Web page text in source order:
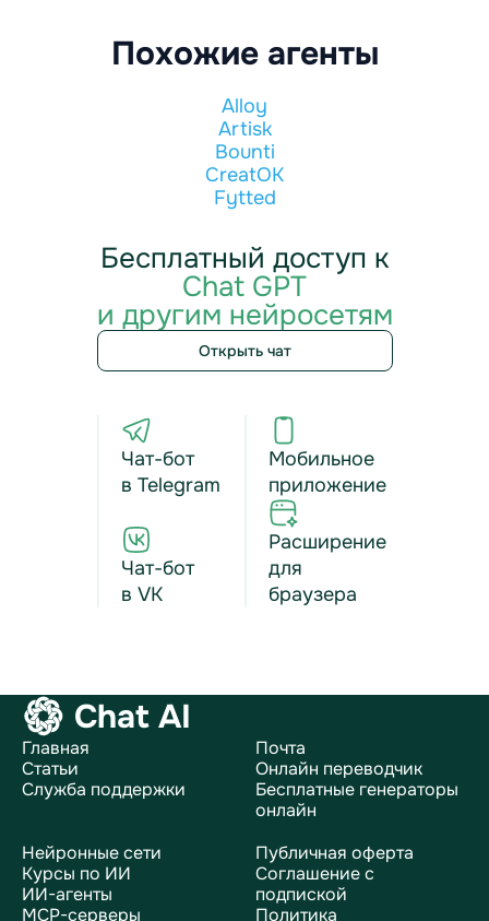
Похожие агенты
Alloy
Artisk
Bounti
CreatOK
Fytted
Бесплатный доступ к
Chat GPT
и другим нейросетям
Открыть чат
Чат-бот
в Telegram
Чат-бот
в VK
Мобильное
приложение
Расширение
для
браузера
Chat AI
Главная
Статьи
Служба поддержки
Почта
Онлайн переводчик
Бесплатные генераторы
онлайн
Нейронные сети
Курсы по ИИ
ИИ-агенты
MCP-серверы
Публичная оферта
Соглашение с
подпиской
Политика